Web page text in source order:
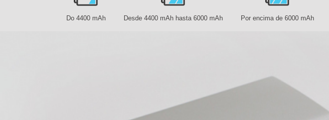
Do 4400 mAh Desde 4400 mAh hasta 6000 mAh Por encima de 6000 mAh